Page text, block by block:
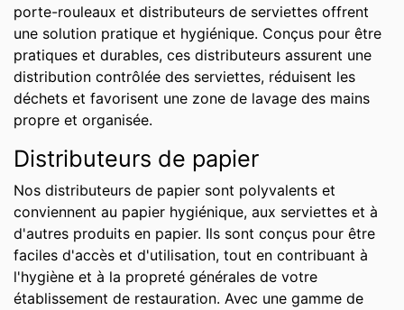
porte-rouleaux et distributeurs de serviettes offrent
une solution pratique et hygiénique. Conçus pour être
pratiques et durables, ces distributeurs assurent une
distribution contrôlée des serviettes, réduisent les
déchets et favorisent une zone de lavage des mains
propre et organisée.
Distributeurs de papier
Nos distributeurs de papier sont polyvalents et
conviennent au papier hygiénique, aux serviettes et à
d'autres produits en papier. Ils sont conçus pour être
faciles d'accès et d'utilisation, tout en contribuant à
l'hygiène et à la propreté générales de votre
établissement de restauration. Avec une gamme de